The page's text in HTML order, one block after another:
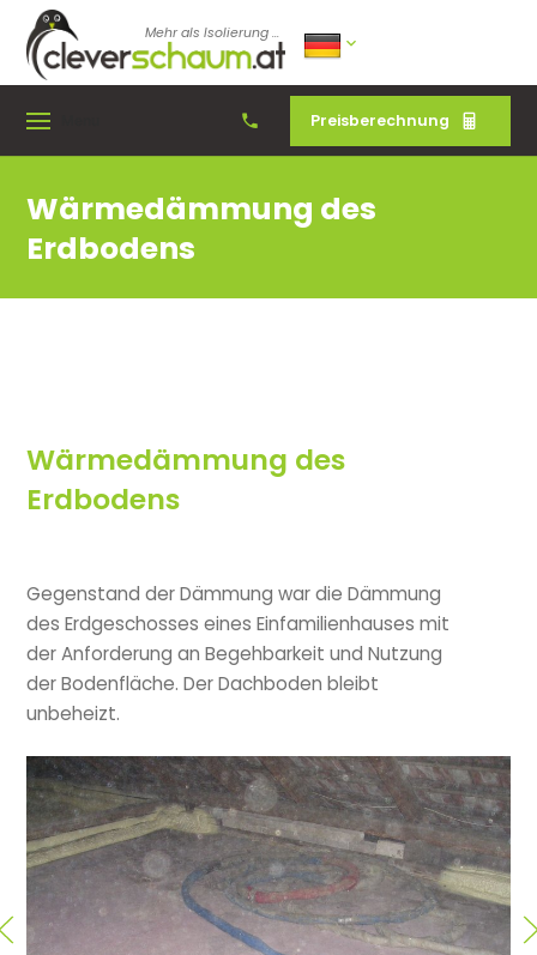
Mehr als Isolierung ...
Preisberechnung
Wärmedämmung des
Erdbodens
Wärmedämmung des
Erdbodens
Gegenstand der Dämmung war die Dämmung
des Erdgeschosses eines Einfamilienhauses mit
der Anforderung an Begehbarkeit und Nutzung
der Bodenfläche. Der Dachboden bleibt
unbeheizt.